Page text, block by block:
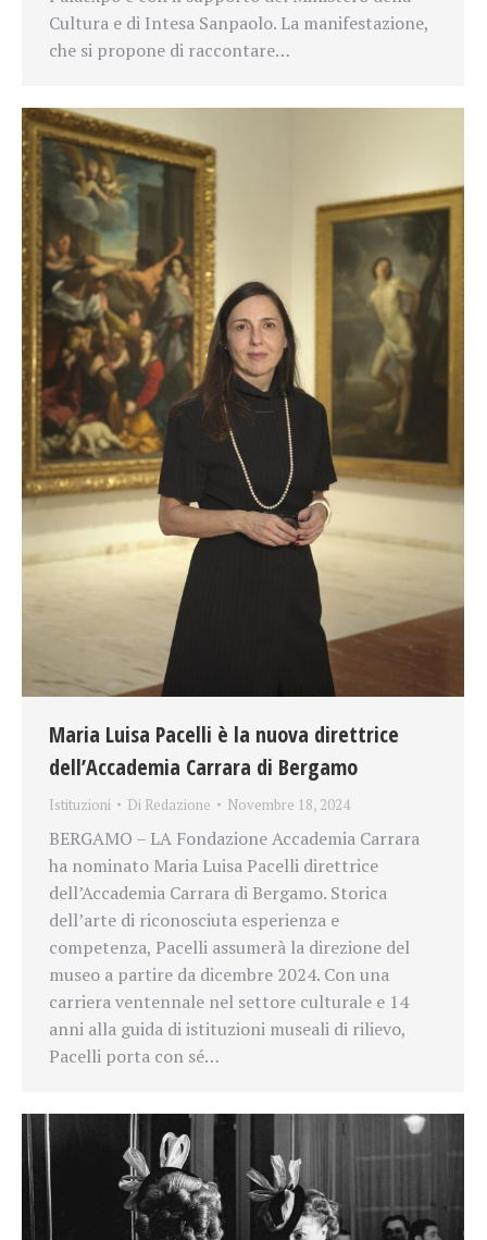
Cultura e di Intesa Sanpaolo. La manifestazione,
che si propone di raccontare…
Maria Luisa Pacelli è la nuova direttrice
dell’Accademia Carrara di Bergamo
Istituzioni Di Redazione Novembre 18, 2024
BERGAMO – LA Fondazione Accademia Carrara
ha nominato Maria Luisa Pacelli direttrice
dell’Accademia Carrara di Bergamo. Storica
dell’arte di riconosciuta esperienza e
competenza, Pacelli assumerà la direzione del
museo a partire da dicembre 2024. Con una
carriera ventennale nel settore culturale e 14
anni alla guida di istituzioni museali di rilievo,
Pacelli porta con sé…